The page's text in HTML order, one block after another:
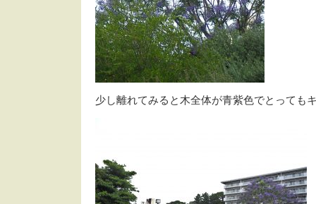
少し離れてみると木全体が青紫色でとっても